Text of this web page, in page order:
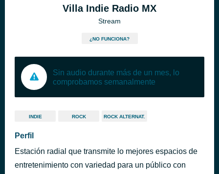
Villa Indie Radio MX
Stream
¿NO FUNCIONA?
Sin audio durante más de un mes, lo
comprobamos semanalmente
INDIE ROCK ROCK ALTERNAT.
Perfil
Estación radial que transmite lo mejores espacios de
entretenimiento con variedad para un público con